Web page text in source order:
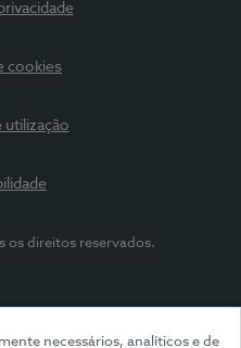
necessários, analíticos e de
cookies
utilização
os direitos reservados.